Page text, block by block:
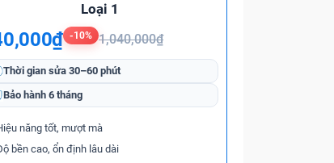
Loại 1
-10% 1,040,000₫
Thời gian sửa 30–60 phút
Bảo hành 6 tháng
năng tốt, mượt mà
bền cao, ổn định lâu dài